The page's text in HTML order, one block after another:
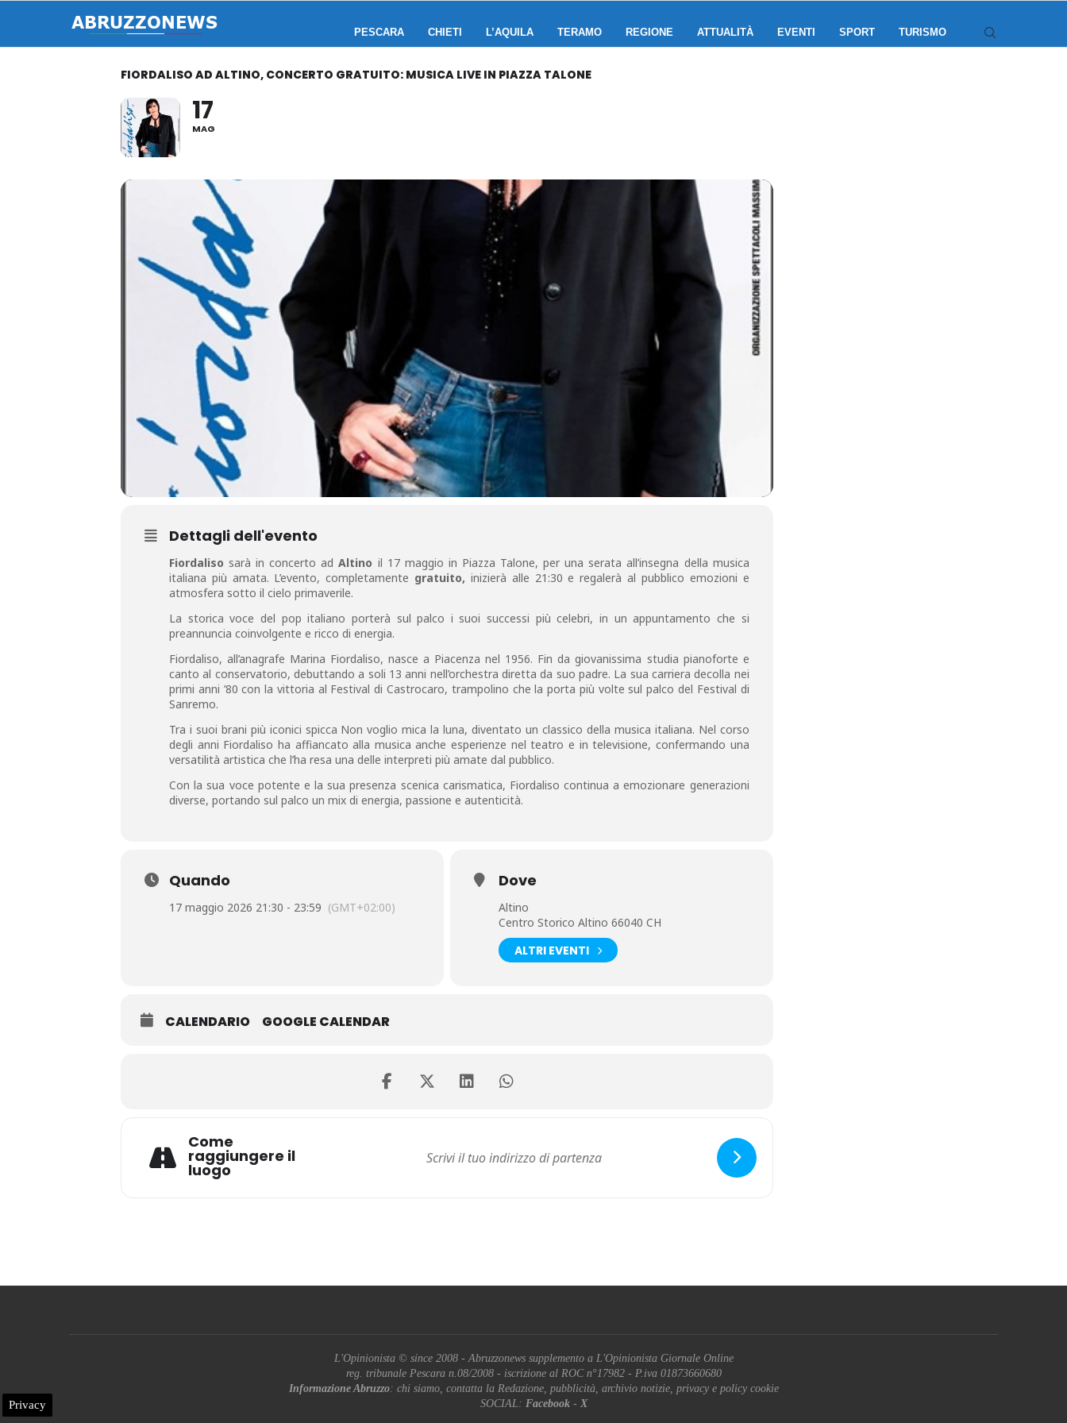
PESCARA CHIETI L’AQUILA TERAMO REGIONE ATTUALITÀ EVENTI SPORT TURISMO
FIORDALISO AD ALTINO, CONCERTO GRATUITO: MUSICA LIVE IN PIAZZA TALONE
17
MAG
Dettagli dell'evento
Fiordaliso sarà in concerto adAltino il 17 maggio in Piazza Talone, per una serata all’insegna della musica
italiana più amata. L’evento, completamente gratuito, inizierà alle 21:30 e regalerà al pubblico emozioni e
atmosfera sotto il cielo primaverile.
La storica voce del pop italiano porterà sul palco i suoi successi più celebri, in un appuntamento che si
preannuncia coinvolgente e ricco di energia.
Fiordaliso, all’anagrafe Marina Fiordaliso, nasce a Piacenza nel 1956. Fin da giovanissima studia pianoforte e
canto al conservatorio, debuttando a soli 13 anni nell’orchestra diretta da suo padre. La sua carriera decolla nei
primi anni ’80 con la vittoria al Festival di Castrocaro, trampolino che la porta più volte sul palco del Festival di
Sanremo.
Tra i suoi brani più iconici spicca Non voglio mica la luna, diventato un classico della musica italiana. Nel corso
degli anni Fiordaliso ha affiancato alla musica anche esperienze nel teatro e in televisione, confermando una
versatilità artistica che l’ha resa una delle interpreti più amate dal pubblico.
Con la sua voce potente e la sua presenza scenica carismatica, Fiordaliso continua a emozionare generazioni
diverse, portando sul palco un mix di energia, passione e autenticità.
Quando
17 maggio 2026 21:30 - 23:59 (GMT+02:00)
Dove
Altino
Centro Storico Altino 66040 CH
ALTRI EVENTI
CALENDARIO GOOGLE CALENDAR
Come
raggiungere il
luogo
L'Opinionista © since 2008 - Abruzzonews supplemento a L'Opinionista Giornale Online
reg. tribunale Pescara n.08/2008 - iscrizione al ROC n°17982 - P.iva 01873660680
Informazione Abruzzo: chi siamo, contatta la Redazione, pubblicità, archivio notizie, privacy e policy cookie
SOCIAL: Facebook- X
Privacy